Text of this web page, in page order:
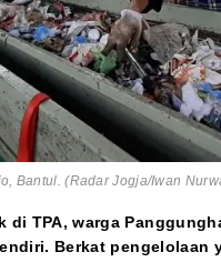
Bantul. (Radar Jogja/Iwan
TPA, warga
Berkat pengelolaan